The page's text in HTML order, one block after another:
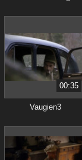
00:35
Vaugien3